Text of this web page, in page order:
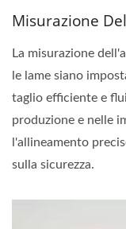
Misurazione
La misurazione
le lame siano
taglio efficiente e
produzione e nelle
l'allineamento
sulla sicurezza.